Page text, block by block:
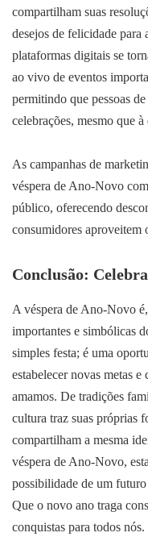
compartilham suas
desejos de felicidade para
plataformas digitais se
ao vivo de eventos
permitindo que pessoas
celebrações, mesmo que à
As campanhas de
véspera de Ano-Novo
público, oferecendo
consumidores aproveitem
Conclusão:
A véspera de Ano-Novo
importantes e simbólicas
simples festa; é uma
estabelecer novas metas
amamos. De tradições
cultura traz suas próprias
compartilham a mesma
véspera de Ano-Novo,
possibilidade de um
Que o novo ano traga
conquistas para todos nós.